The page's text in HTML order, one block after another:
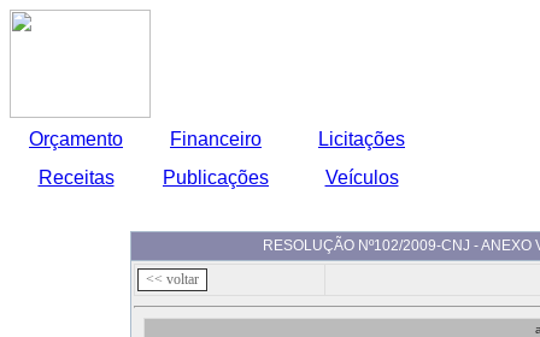
Orçamento Financeiro
Licitações
Receitas
Publicações Veículos
RESOLUÇÃO Nº102/2009-CNJ - ANEXO